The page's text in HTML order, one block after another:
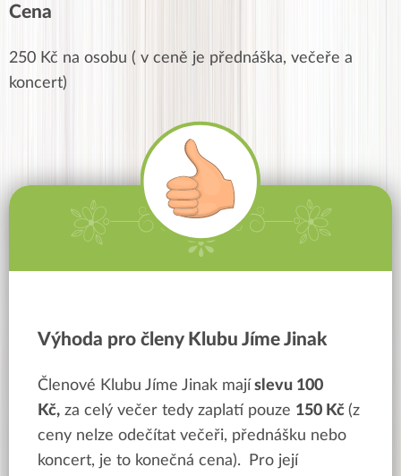
Cena
250 Kč na osobu ( v ceně je přednáška, večeře a
koncert)
Výhoda pro členy Klubu Jíme Jinak
Členové Klubu Jíme Jinak mají slevu 100
Kč, za celý večer tedy zaplatí pouze 150 Kč (z
ceny nelze odečítat večeři, přednášku nebo
koncert, je to konečná cena).
Pro její